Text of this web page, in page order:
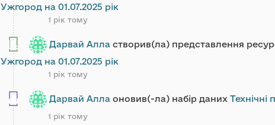
Ужгород на 01.07.2025 рік
1 рік тому
Дарвай Алла створив(ла) представлення
Ужгород на 01.07.2025 рік
1 рік тому
Дарвай Алла оновив(-ла) набір даних Технічні
1 рік тому